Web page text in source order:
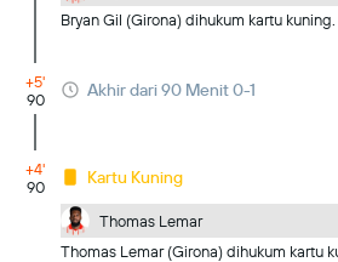
Bryan Gil (Girona) dihukum kartu kuning.
+5'
90
Akhir dari 90 Menit 0-1
+4'
90
Kartu Kuning
Thomas Lemar
Thomas Lemar (Girona) dihukum kartu